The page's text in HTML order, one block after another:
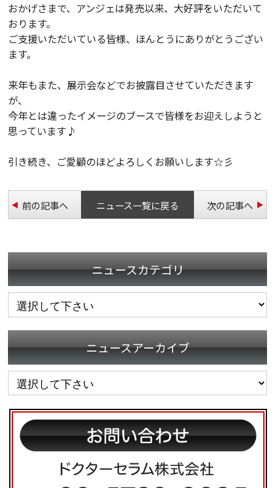
おかげさまで、アンジェは発売以来、大好評をいただいて
おります。
ご支援いただいている皆様、ほんとうにありがとうござい
ます。
来年もまた、展示会などでお披露目させていただきます
が、
今年とは違ったイメージのブースで皆様をお迎えしようと
思っています♪
引き続き、ご愛顧のほどよろしくお願いします☆彡
前の記事へ ニュース一覧に戻る 次の記事へ
ニュースカテゴリ
ニュースアーカイブ